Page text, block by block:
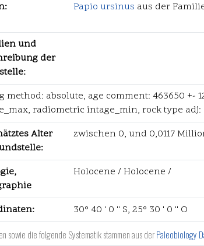
Papio ursinus aus der
und
der
method: absolute, age comment: 463650
radiometric intage_min, rock type
Alter
zwischen 0, und 0,0117
Holocene / Holocene /
30° 40 ' 0 '' S, 25° 30 ' 0 '' O
sowie die folgende Systematik stammen aus derPaleobiology